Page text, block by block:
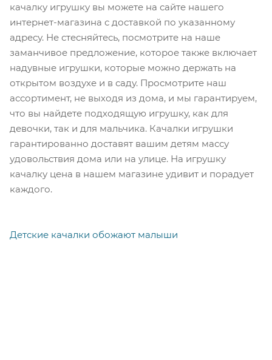
качалку игрушку вы можете на сайте нашего
интернет-магазина с доставкой по указанному
адресу. Не стесняйтесь, посмотрите на наше
заманчивое предложение, которое также включает
надувные игрушки, которые можно держать на
открытом воздухе и в саду. Просмотрите наш
ассортимент, не выходя из дома, и мы гарантируем,
что вы найдете подходящую игрушку, как для
девочки, так и для мальчика. Качалки игрушки
гарантированно доставят вашим детям массу
удовольствия дома или на улице. На игрушку
качалку цена в нашем магазине удивит и порадует
каждого.
Детские качалки обожают малыши